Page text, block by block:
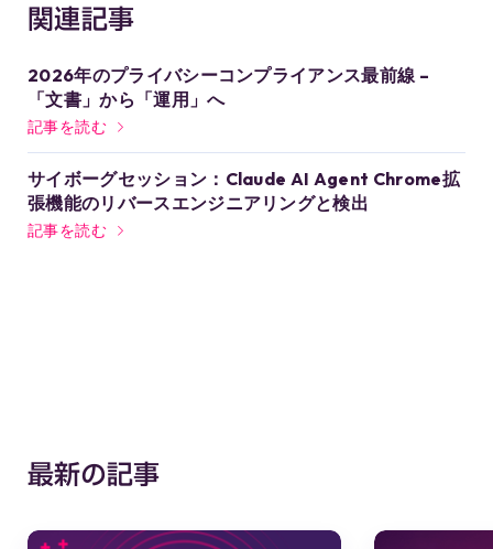
関連記事
2026年のプライバシーコンプライアンス最前線 –
「文書」から「運用」へ
記事を読む
サイボーグセッション：Claude AI Agent Chrome拡
張機能のリバースエンジニアリングと検出
記事を読む
最新の記事